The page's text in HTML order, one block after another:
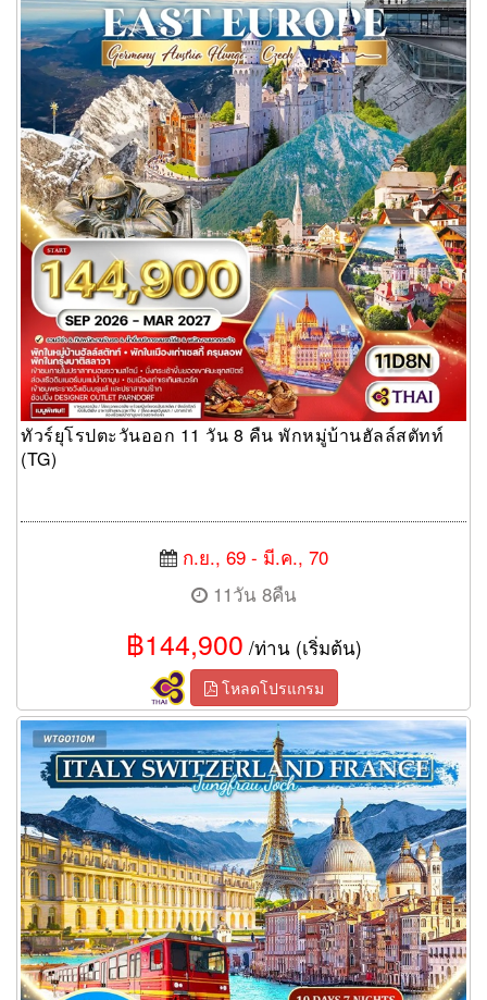
ทัวร์ยุโรปตะวันออก 11 วัน 8 คืน พักหมู่บ้านฮัลล์สตัทท์
(TG)
ก.ย., 69 - มี.ค., 70
11วัน 8คืน
฿144,900 /ท่าน (เริ่มต้น)
โหลดโปรแกรม
ทัวร์อิตาลี สวิตเซอร์แลนด์ ฝรั่งเศส 10 วัน 7 คืน (TG)